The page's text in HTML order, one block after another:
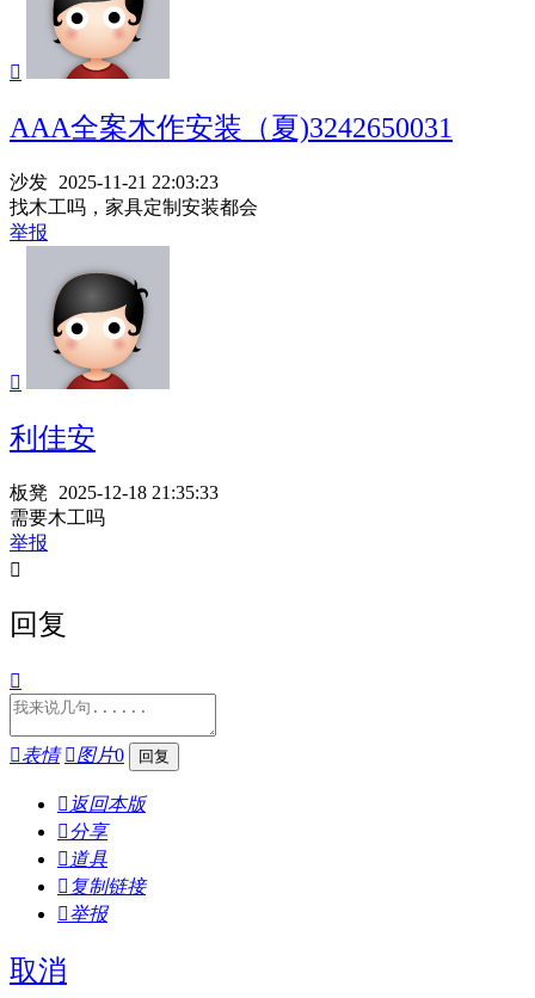

AAA全案木作安装（夏)3242650031
沙发 2025-11-21 22:03:23
找木工吗，家具定制安装都会
举报

利佳安
板凳
2025-12-18 21:35:33
需要木工吗
举报

回复

表情 图片0
 返回本版
分享
 道具
 复制链接
举报
取消